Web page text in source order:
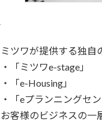
ミツワが提供する独自
・「ミツワe-stage」
・「e-Housing」
・「eプランニングセン
お客様のビジネスの一